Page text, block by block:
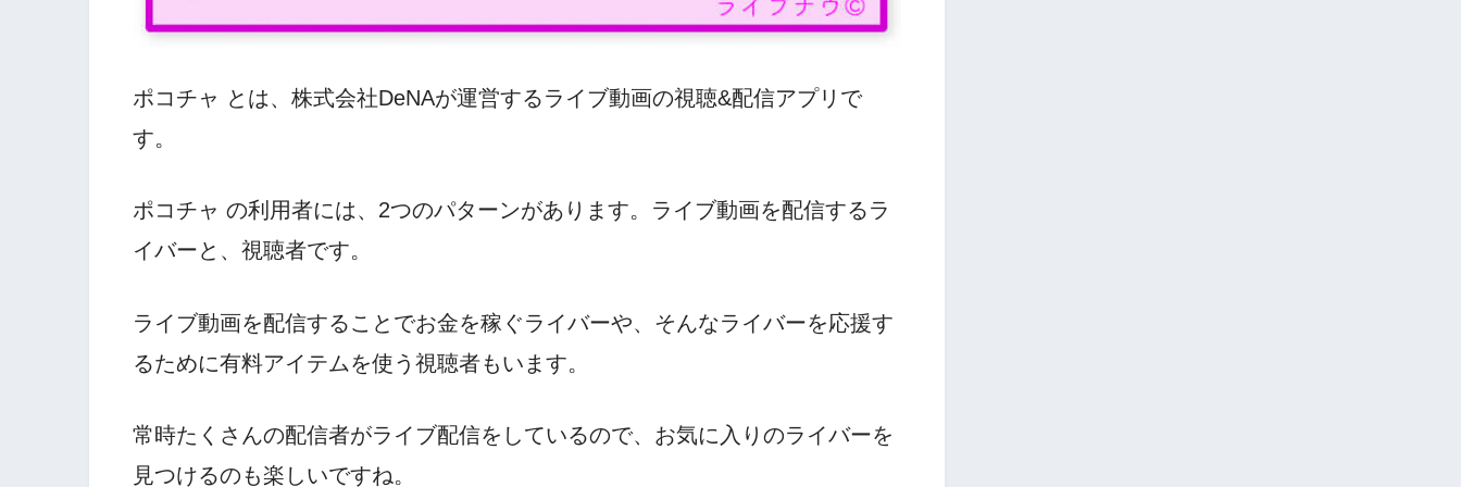
ポコチャ とは、株式会社DeNAが運営するライブ動画の視聴&配信アプリで
す。
ポコチャ の利用者には、2つのパターンがあります。ライブ動画を配信するラ
イバーと、視聴者です。
ライブ動画を配信することでお金を稼ぐライバーや、そんなライバーを応援す
るために有料アイテムを使う視聴者もいます。
常時たくさんの配信者がライブ配信をしているので、お気に入りのライバーを
見つけるのも楽しいですね。